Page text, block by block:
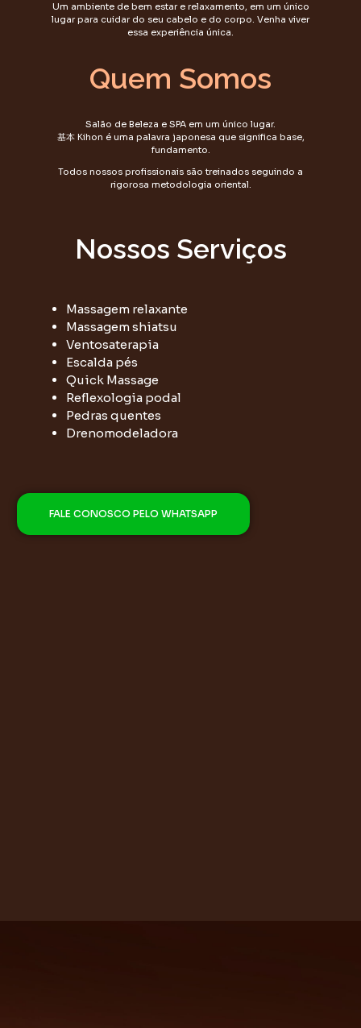
Um ambiente de bem estar e relaxamento, em um único
lugar para cuidar do seu cabelo e do corpo. Venha viver
essa experiência única.
Quem Somos
Salão de Beleza e SPA em um único lugar.
基本 Kihon é uma palavra japonesa que significa base,
fundamento.
Todos nossos profissionais são treinados seguindo a
rigorosa metodologia oriental.
Nossos Serviços
Massagem relaxante
Massagem shiatsu
Ventosaterapia
Escalda pés
Quick Massage
Reflexologia podal
Pedras quentes
Drenomodeladora
FALE CONOSCO PELO WHATSAPP